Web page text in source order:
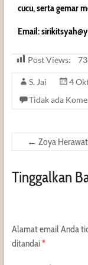
cucu, serta gemar
Email:
Post Views:
S. Jai 4
Tidak ada
← Zoya
Tinggalkan
Alamat email Anda
ditandai*